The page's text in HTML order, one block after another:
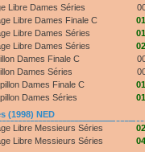
Libre Dames Séries
Libre Dames Finale C
Libre Dames Séries
Libre Dames Séries
Dames Finale C
Dames Séries
Dames Finale C
Dames Séries
(1998) NED
Libre Messieurs Séries
Libre Messieurs Séries